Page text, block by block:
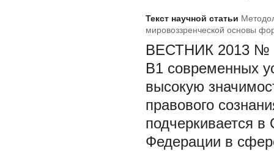
Текст научной статьи
мировоззренческой основы
ВЕСТНИК 2013 №
В1 современных
высокую
правового
подчеркивается в
Федерации в